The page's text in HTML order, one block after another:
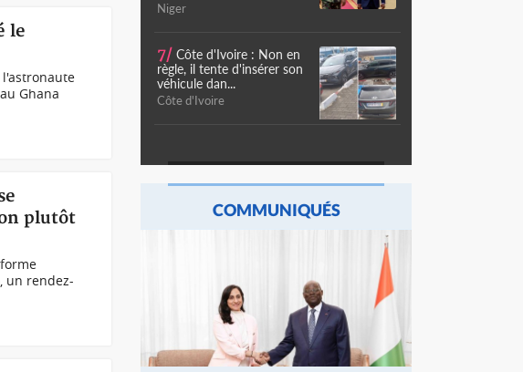
le
l'astronaute
Ghana
plutôt
un rendez-
Niger
7/ Côte d'Ivoire : Non en
règle, il tente d'insérer son
véhicule dan...
Côte d'Ivoire
COMMUNIQUÉS